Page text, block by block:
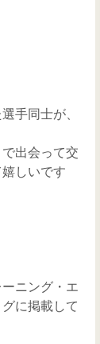
手同士が、
出会って交
しいです
ニング・エ
に掲載して